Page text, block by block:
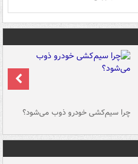
چرا سیم‌کشی خودرو ذوب می‌شود؟